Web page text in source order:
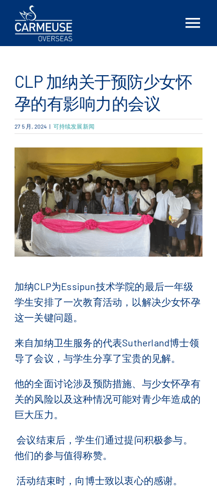
content
解决方案
最新消息
联系我们
English(英语)
Français(法语)
简体中文
CLP 加纳关于预防少女怀
孕的有影响力的会议
27 5 月, 2024 | 可持续发展新闻
加纳CLP为Essipun技术学院的最后一年级
学生安排了一次教育活动，以解决少女怀孕
这一关键问题。
来自加纳卫生服务的代表Sutherland博士领
导了会议，与学生分享了宝贵的见解。
他的全面讨论涉及预防措施、与少女怀孕有
关的风险以及这种情况可能对青少年造成的
巨大压力。
会议结束后，学生们通过提问积极参与。
他们的参与值得称赞。
活动结束时，向博士致以衷心的感谢。